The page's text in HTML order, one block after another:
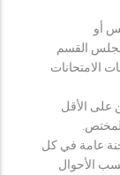
أو
مجلس القسم
الامتحانات
على الأقل
عامة في كل
الأحوال